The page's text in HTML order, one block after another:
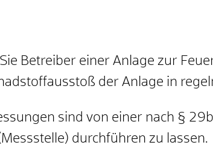
Betreiber einer Anlage zur
der Anlage in
sind von einer nach §
durchführen zu lassen.